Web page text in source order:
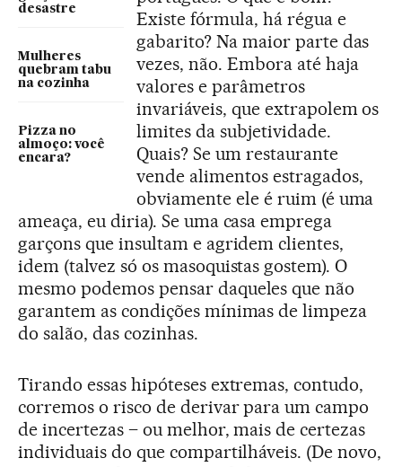
desastre
Mulheres
quebram tabu
na cozinha
Pizza no
almoço: você
encara?
Existe fórmula, há régua e
gabarito? Na maior parte das
vezes, não. Embora até haja
valores e parâmetros
invariáveis, que extrapolem os
limites da subjetividade.
Quais? Se um restaurante
vende alimentos estragados,
obviamente ele é ruim (é uma
ameaça, eu diria). Se uma casa emprega
garçons que insultam e agridem clientes,
idem (talvez só os masoquistas gostem). O
mesmo podemos pensar daqueles que não
garantem as condições mínimas de limpeza
do salão, das cozinhas.
Tirando essas hipóteses extremas, contudo,
corremos o risco de derivar para um campo
de incertezas – ou melhor, mais de certezas
individuais do que compartilháveis. (De novo,